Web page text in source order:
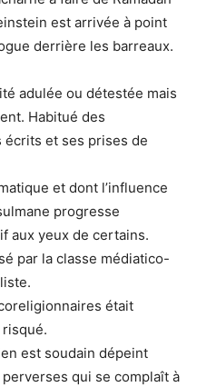
est arrivée à point
derrière les barreaux.
adulée ou détestée mais
Habitué des
écrits et ses prises de
et dont l’influence
progresse
aux yeux de certains.
par la classe médiatico-
était
est soudain dépeint
qui se complaît à